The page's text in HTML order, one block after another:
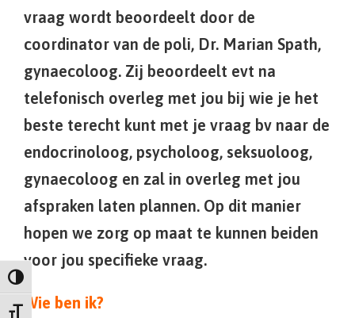
Keuze voor hoog contrast
Kies grootte van het lettertype
vraag wordt beoordeelt door de
coordinator van de poli, Dr. Marian Spath,
gynaecoloog. Zij beoordeelt evt na
telefonisch overleg met jou bij wie je het
beste terecht kunt met je vraag bv naar de
endocrinoloog, psycholoog, seksuoloog,
gynaecoloog en zal in overleg met jou
afspraken laten plannen. Op dit manier
hopen we zorg op maat te kunnen beiden
voor jou specifieke vraag.
Wie ben ik?